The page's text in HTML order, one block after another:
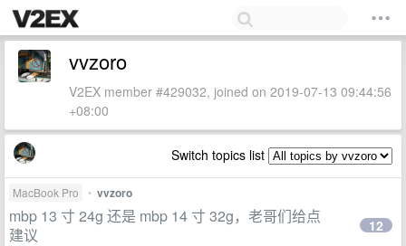
vvzoro
V2EX member #429032, joined on 2019-07-13 09:44:56
+08:00
Switch topics list
MacBook Pro • vvzoro
mbp 13 寸 24g 还是 mbp 14 寸 32g，老哥们给点
建议
12